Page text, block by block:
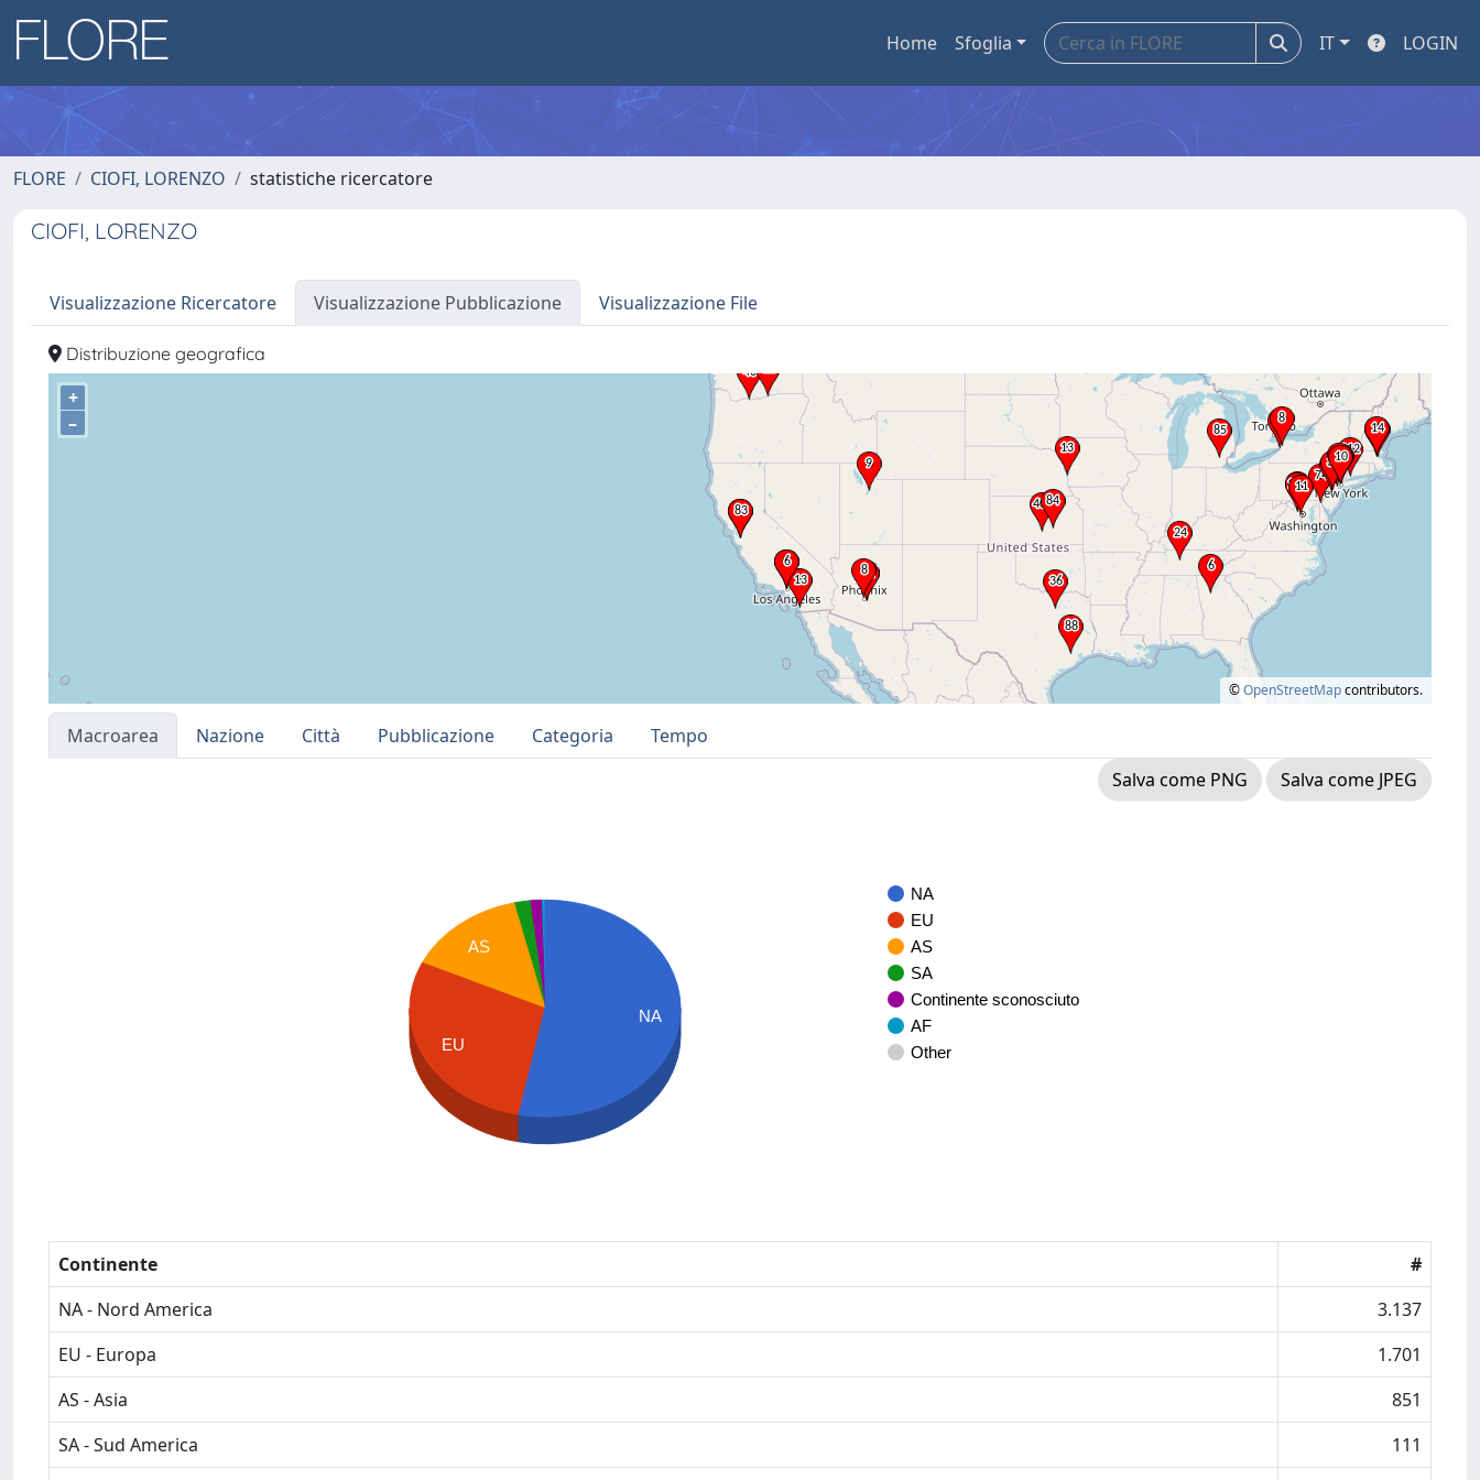
Home Sfoglia IT LOGIN
FLORE CIOFI, LORENZO statistiche ricercatore
CIOFI, LORENZO
Visualizzazione Ricercatore Visualizzazione Pubblicazione Visualizzazione File
Distribuzione geografica
+
–
©OpenStreetMapcontributors.
Macroarea Nazione Città Pubblicazione Categoria
Tempo
Salva come PNG
Salva come JPEG
NA
EU
AS
SA
Continente sconosciuto
AF
Other
AS
EU
NA
Continente
#
NA - Nord America
3.137
EU - Europa
1.701
AS - Asia
851
SA - Sud America
111